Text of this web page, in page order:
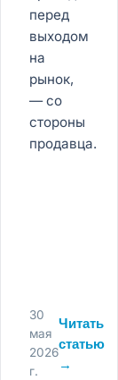
перед
выходом
на
рынок,
— со
стороны
продавца.
30
мая
2026
г.
Читать
статью
→